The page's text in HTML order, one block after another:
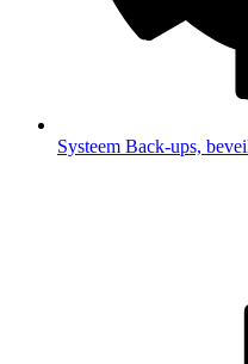
Systeem Back-ups,